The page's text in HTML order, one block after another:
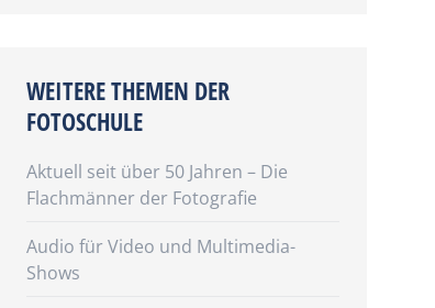
WEITERE THEMEN DER
FOTOSCHULE
Aktuell seit über 50 Jahren – Die
Flachmänner der Fotografie
Audio für Video und Multimedia-
Shows